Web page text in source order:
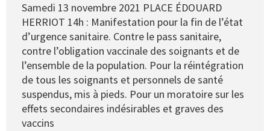
Samedi 13 novembre 2021 PLACE ÉDOUARD
HERRIOT 14h : Manifestation pour la fin de l’état
d’urgence sanitaire. Contre le pass sanitaire,
contre l’obligation vaccinale des soignants et de
l’ensemble de la population. Pour la réintégration
de tous les soignants et personnels de santé
suspendus, mis à pieds. Pour un moratoire sur les
effets secondaires indésirables et graves des
vaccins